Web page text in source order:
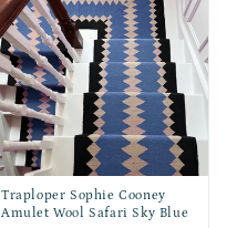
Traploper Sophie Cooney
Amulet Wool Safari Sky Blue